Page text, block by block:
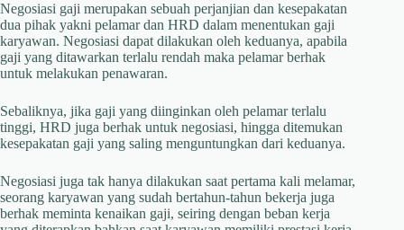
Negosiasi gaji merupakan sebuah perjanjian dan kesepakatan
dua pihak yakni pelamar dan HRD dalam menentukan gaji
karyawan. Negosiasi dapat dilakukan oleh keduanya, apabila
gaji yang ditawarkan terlalu rendah maka pelamar berhak
untuk melakukan penawaran.
Sebaliknya, jika gaji yang diinginkan oleh pelamar terlalu
tinggi, HRD juga berhak untuk negosiasi, hingga ditemukan
kesepakatan gaji yang saling menguntungkan dari keduanya.
Negosiasi juga tak hanya dilakukan saat pertama kali melamar,
seorang karyawan yang sudah bertahun-tahun bekerja juga
berhak meminta kenaikan gaji, seiring dengan beban kerja